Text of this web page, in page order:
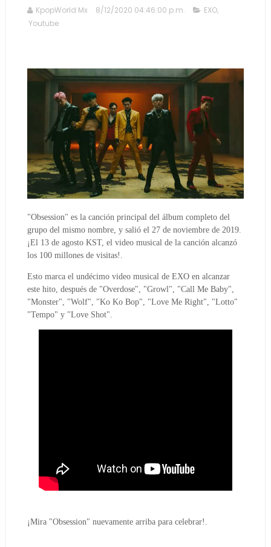
KpopWorld Mx 8/12/2020 04:46:00 p.m. EXO,
Youtube
"Obsession" es la canción principal del álbum completo del
grupo del mismo nombre, y salió el 27 de noviembre de 2019.
¡El 13 de agosto KST, el video musical de la canción alcanzó
los 100 millones de visitas!.
Esto marca el undécimo video musical de EXO en alcanzar
este hito, después de "Overdose", "Growl", "Call Me Baby",
"Monster", "Wolf", "Ko Ko Bop", "Love Me Right", "Lotto"
"Tempo" y "Love Shot".
¡Mira "Obsession" nuevamente arriba para celebrar!.